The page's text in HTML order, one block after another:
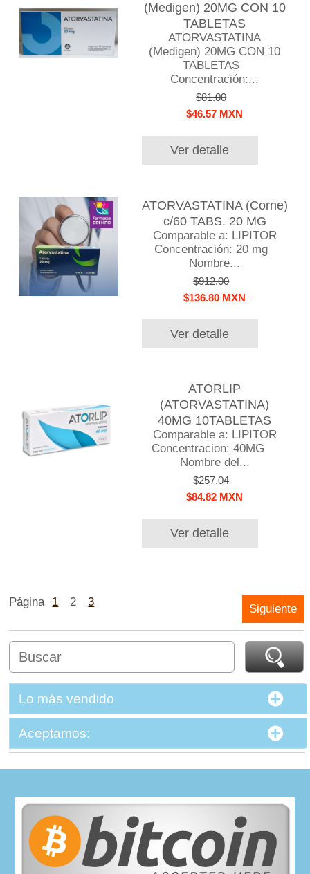
(Medigen) 20MG CON 10
TABLETAS
ATORVASTATINA
(Medigen) 20MG CON 10
TABLETAS
Concentración:...
$81.00
$46.57 MXN
Ver detalle
ATORVASTATINA (Corne)
c/60 TABS. 20 MG
Comparable a: LIPITOR
Concentración: 20 mg
Nombre...
$912.00
$136.80 MXN
Ver detalle
ATORLIP
(ATORVASTATINA)
40MG 10TABLETAS
Comparable a: LIPITOR
Concentracion: 40MG
Nombre del...
$257.04
$84.82 MXN
Ver detalle
Página 1 2 3
Siguiente
Lo más vendido
Aceptamos: